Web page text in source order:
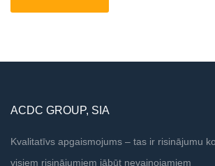
ACDC GROUP, SIA
Kvalitatīvs apgaismojums – tas ir risinājumu
visiem risinājumiem jābūt nevainojamiem